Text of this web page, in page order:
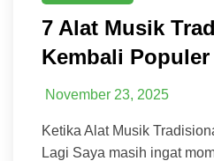
7 Alat Musik
Kembali
November 23, 2025
Ketika Alat Musik
Lagi Saya masih ingat